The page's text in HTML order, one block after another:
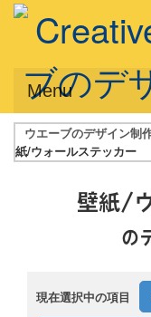
Menu
サービス概要
デザインア
フルデザイン
データ修正
ウエーブのデザイン制
紙/ウォールステッカー
壁紙/
の
現在選択中の項目